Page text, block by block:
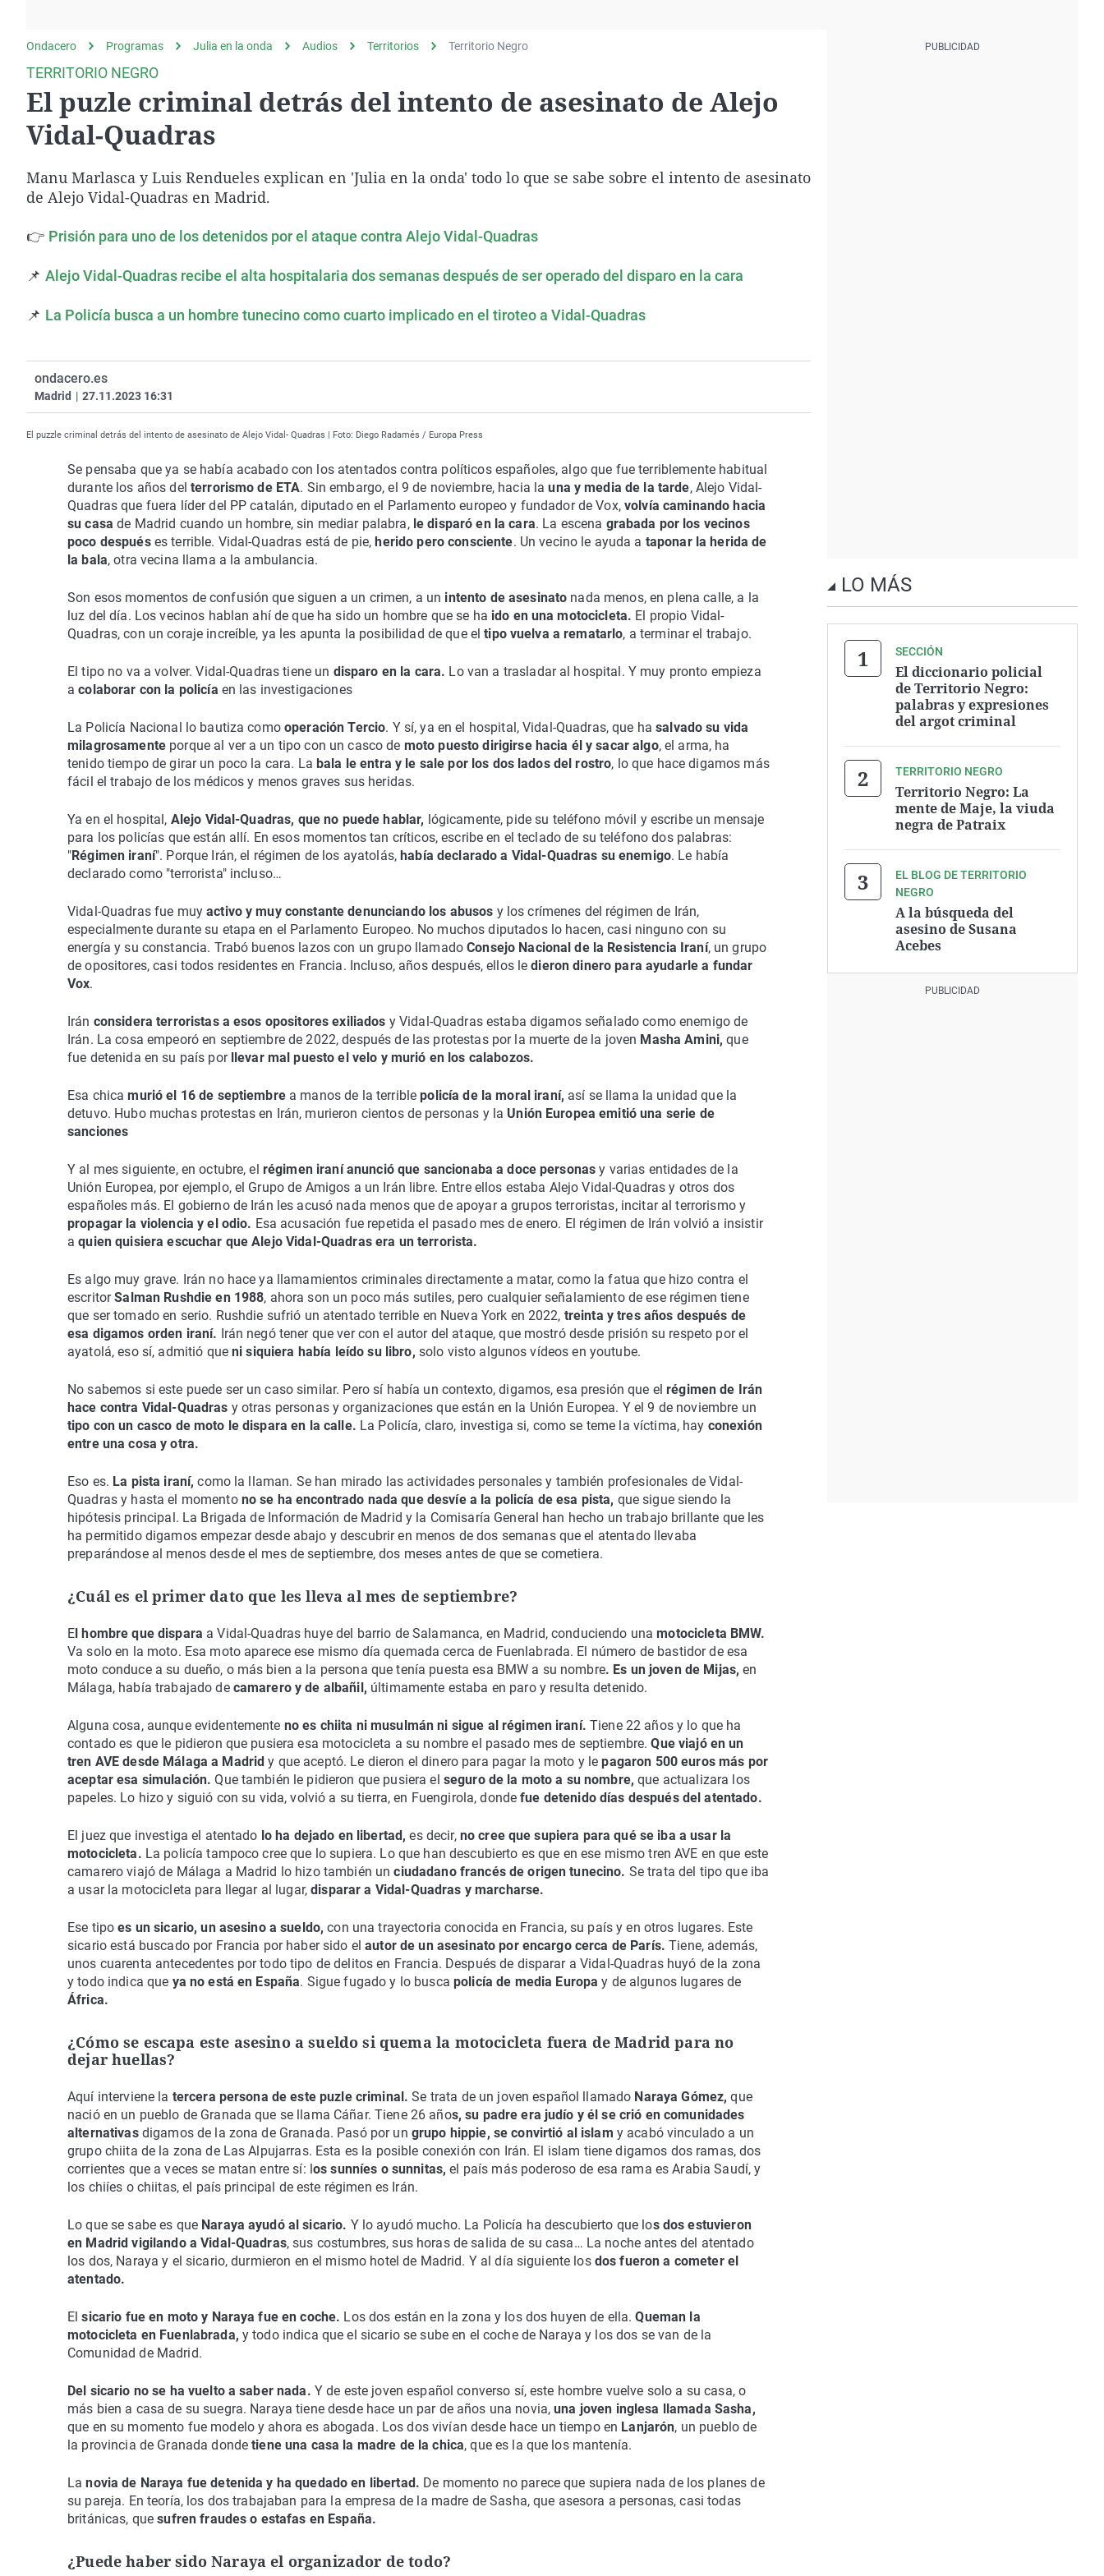
gato
Operación Viuda
Negra
Navarra
Ondacero Programas Julia en la onda Audios Territorios Territorio Negro
TERRITORIO NEGRO
El puzle criminal detrás del intento de asesinato de Alejo
Vidal-Quadras
Manu Marlasca y Luis Rendueles explican en 'Julia en la onda' todo lo que se sabe sobre el intento de asesinato
de Alejo Vidal-Quadras en Madrid.
👉 Prisión para uno de los detenidos por el ataque contra Alejo Vidal-Quadras
📌 Alejo Vidal-Quadras recibe el alta hospitalaria dos semanas después de ser operado del disparo en la cara
📌 La Policía busca a un hombre tunecino como cuarto implicado en el tiroteo a Vidal-Quadras
ondacero.es
Madrid | 27.11.2023 16:31
El puzzle criminal detrás del intento de asesinato de Alejo Vidal- Quadras | Foto: Diego Radamés / Europa Press
Se pensaba que ya se había acabado con los atentados contra políticos españoles, algo que fue terriblemente habitual
durante los años del terrorismo de ETA. Sin embargo, el 9 de noviembre, hacia launa y media de la tarde, Alejo Vidal-
Quadras que fuera líder del PP catalán, diputado en el Parlamento europeo y fundador de Vox,volvía caminando hacia
su casade Madrid cuando un hombre, sin mediar palabra, le disparó en la cara. La escena grabada por los vecinos
poco después es terrible. Vidal-Quadras está de pie,herido pero consciente. Un vecino le ayuda a taponar la herida de
la bala, otra vecina llama a la ambulancia.
Son esos momentos de confusión que siguen a un crimen, a un intento de asesinato nada menos, en plena calle, a la
luz del día. Los vecinos hablan ahí de que ha sido un hombre que se ha ido en una motocicleta. El propio Vidal-
Quadras, con un coraje increíble, ya les apunta la posibilidad de que el tipo vuelva a rematarlo, a terminar el trabajo.
El tipo no va a volver. Vidal-Quadras tiene un disparo en la cara. Lo van a trasladar al hospital. Y muy pronto empieza
a colaborar con la policía en las investigaciones
La Policía Nacional lo bautiza comooperación Tercio. Y sí, ya en el hospital, Vidal-Quadras, que hasalvado su vida
milagrosamenteporque al ver a un tipo con un casco de moto puesto dirigirse hacia él y sacar algo, el arma, ha
tenido tiempo de girar un poco la cara. Labala le entra y le sale por los dos lados del rostro, lo que hace digamos más
fácil el trabajo de los médicos y menos graves sus heridas.
Ya en el hospital, Alejo Vidal-Quadras, que no puede hablar, lógicamente, pide su teléfono móvil y escribe un mensaje
para los policías que están allí. En esos momentos tan críticos, escribe en el teclado de su teléfono dos palabras:
"Régimen iraní". Porque Irán, el régimen de los ayatolás, había declarado a Vidal-Quadras su enemigo. Le había
declarado como "terrorista" incluso…
Vidal-Quadras fue muyactivo y muy constante denunciando los abusos y los crímenes del régimen de Irán,
especialmente durante su etapa en el Parlamento Europeo. No muchos diputados lo hacen, casi ninguno con su
energía y su constancia. Trabó buenos lazos con un grupo llamadoConsejo Nacional de la Resistencia Iraní, un grupo
de opositores, casi todos residentes en Francia. Incluso, años después, ellos ledieron dinero para ayudarle a fundar
Vox.
Irán considera terroristas a esos opositores exiliados y Vidal-Quadras estaba digamos señalado como enemigo de
Irán. La cosa empeoró en septiembre de 2022, después de las protestas por la muerte de la joven Masha Amini,que
fue detenida en su país porllevar mal puesto el velo y murió en los calabozos.
Esa chicamurió el 16 de septiembre a manos de la terrible policía de la moral iraní, así se llama la unidad que la
detuvo. Hubo muchas protestas en Irán, murieron cientos de personas y la Unión Europea emitió una serie de
sanciones
Y al mes siguiente, en octubre, el régimen iraní anunció que sancionaba a doce personasy varias entidades de la
Unión Europea, por ejemplo, el Grupo de Amigos a un Irán libre. Entre ellos estaba Alejo Vidal-Quadras y otros dos
españoles más. El gobierno de Irán les acusó nada menos que de apoyar a grupos terroristas, incitar al terrorismo y
propagar la violencia y el odio. Esa acusación fue repetida el pasado mes de enero. El régimen de Irán volvió a insistir
a quien quisiera escuchar que Alejo Vidal-Quadras era un terrorista.
Es algo muy grave. Irán no hace ya llamamientos criminales directamente a matar, como la fatua que hizo contra el
escritorSalman Rushdie en 1988, ahora son un poco más sutiles, pero cualquier señalamiento de ese régimen tiene
que ser tomado en serio. Rushdie sufrió un atentado terrible en Nueva York en 2022, treinta y tres años después de
esa digamos orden iraní. Irán negó tener que ver con el autor del ataque, que mostró desde prisión su respeto por el
ayatolá, eso sí, admitió queni siquiera había leído su libro, solo visto algunos vídeos en youtube.
No sabemos si este puede ser un caso similar. Pero sí había un contexto, digamos, esa presión que el régimen de Irán
hace contra Vidal-Quadras y otras personas y organizaciones que están en la Unión Europea. Y el 9 de noviembre un
tipo con un casco de moto le dispara en la calle. La Policía, claro, investiga si, como se teme la víctima, hay conexión
entre una cosa y otra.
Eso es. La pista iraní, como la llaman. Se han mirado las actividades personales y también profesionales de Vidal-
Quadras y hasta el momento no se ha encontrado nada que desvíe a la policía de esa pista, que sigue siendo la
hipótesis principal. La Brigada de Información de Madrid y la Comisaría General han hecho un trabajo brillante que les
ha permitido digamos empezar desde abajo y descubrir en menos de dos semanas que el atentado llevaba
preparándose al menos desde el mes de septiembre, dos meses antes de que se cometiera.
¿Cuál es el primer dato que les lleva al mes de septiembre?
El hombre que dispara a Vidal-Quadras huye del barrio de Salamanca, en Madrid, conduciendo unamotocicleta BMW.
Va solo en la moto. Esa moto aparece ese mismo día quemada cerca de Fuenlabrada. El número de bastidor de esa
moto conduce a su dueño, o más bien a la persona que tenía puesta esa BMW a su nombre. Es un joven de Mijas, en
Málaga, había trabajado de camarero y de albañil, últimamente estaba en paro y resulta detenido.
Alguna cosa, aunque evidentemente no es chiita ni musulmán ni sigue al régimen iraní.Tiene 22 años y lo que ha
contado es que le pidieron que pusiera esa motocicleta a su nombre el pasado mes de septiembre. Que viajó en un
tren AVE desde Málaga a Madrid y que aceptó. Le dieron el dinero para pagar la moto y le pagaron 500 euros más por
aceptar esa simulación. Que también le pidieron que pusiera el seguro de la moto a su nombre, que actualizara los
papeles. Lo hizo y siguió con su vida, volvió a su tierra, en Fuengirola, donde fue detenido días después del atentado.
El juez que investiga el atentado lo ha dejado en libertad,es decir, no cree que supiera para qué se iba a usar la
motocicleta. La policía tampoco cree que lo supiera. Lo que han descubierto es que en ese mismo tren AVE en que este
camarero viajó de Málaga a Madrid lo hizo también un ciudadano francés de origen tunecino. Se trata del tipo que iba
a usar la motocicleta para llegar al lugar,disparar a Vidal-Quadras y marcharse.
Ese tipo es un sicario, un asesino a sueldo, con una trayectoria conocida en Francia, su país y en otros lugares. Este
sicario está buscado por Francia por haber sido elautor de un asesinato por encargo cerca de París. Tiene, además,
unos cuarenta antecedentes por todo tipo de delitos en Francia. Después de disparar a Vidal-Quadras huyó de la zona
y todo indica que ya no está en España. Sigue fugado y lo busca policía de media Europay de algunos lugares de
África.
¿Cómo se escapa este asesino a sueldo si quema la motocicleta fuera de Madrid para no
dejar huellas?
Aquí interviene la tercera persona de este puzle criminal. Se trata de un joven español llamado Naraya Gómez, que
nació en un pueblo de Granada que se llama Cáñar. Tiene 26 años, su padre era judío y él se crió en comunidades
alternativasdigamos de la zona de Granada. Pasó por un grupo hippie, se convirtió al islam y acabó vinculado a un
grupo chiita de la zona de Las Alpujarras. Esta es la posible conexión con Irán. El islam tiene digamos dos ramas, dos
corrientes que a veces se matan entre sí: los sunníes o sunnitas,el país más poderoso de esa rama es Arabia Saudí, y
los chiíes o chiitas, el país principal de este régimen es Irán.
Lo que se sabe es que Naraya ayudó al sicario. Y lo ayudó mucho. La Policía ha descubierto que los dos estuvieron
en Madrid vigilando a Vidal-Quadras, sus costumbres, sus horas de salida de su casa… La noche antes del atentado
los dos, Naraya y el sicario, durmieron en el mismo hotel de Madrid. Y al día siguiente losdos fueron a cometer el
atentado.
El sicario fue en moto y Naraya fue en coche. Los dos están en la zona y los dos huyen de ella. Queman la
motocicleta en Fuenlabrada, y todo indica que el sicario se sube en el coche de Naraya y los dos se van de la
Comunidad de Madrid.
Del sicario no se ha vuelto a saber nada. Y de este joven español converso sí, este hombre vuelve solo a su casa, o
más bien a casa de su suegra. Naraya tiene desde hace un par de años una novia,una joven inglesa llamada Sasha,
que en su momento fue modelo y ahora es abogada. Los dos vivían desde hace un tiempo en Lanjarón, un pueblo de
la provincia de Granada donde tiene una casa la madre de la chica, que es la que los mantenía.
La novia de Naraya fue detenida y ha quedado en libertad. De momento no parece que supiera nada de los planes de
su pareja. En teoría, los dos trabajaban para la empresa de la madre de Sasha, que asesora a personas, casi todas
británicas, quesufren fraudes o estafas en España.
¿Puede haber sido Naraya el organizador de todo?
LO MÁS
SECCIÓN
El diccionario policial
de Territorio Negro:
palabras y expresiones
del argot criminal
TERRITORIO NEGRO
Territorio Negro: La
mente de Maje, la viuda
negra de Patraix
EL BLOG DE TERRITORIO
NEGRO
A la búsqueda del
asesino de Susana
Acebes